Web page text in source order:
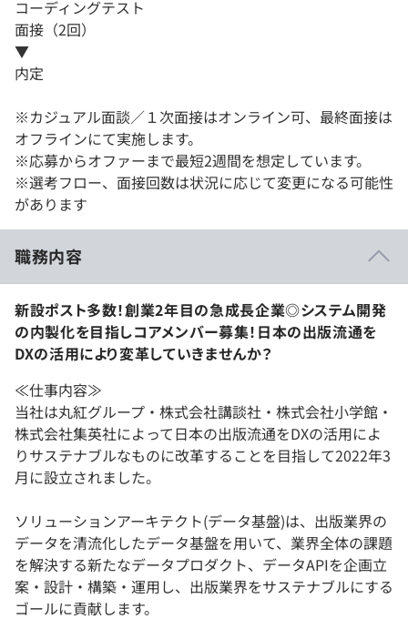
コーディングテスト
面接（2回）
▼
内定
※カジュアル面談／１次面接はオンライン可、最終面接は
オフラインにて実施します。
※応募からオファーまで最短2週間を想定しています。
※選考フロー、面接回数は状況に応じて変更になる可能性
があります
職務内容
新設ポスト多数！創業2年目の急成長企業◎システム開発
の内製化を目指しコアメンバー募集！日本の出版流通を
DXの活用により変革していきませんか？
≪仕事内容≫
当社は丸紅グループ・株式会社講談社・株式会社小学館・
株式会社集英社によって日本の出版流通をDXの活用によ
りサステナブルなものに改革することを目指して2022年3
月に設立されました。
ソリューションアーキテクト(データ基盤)は、出版業界の
データを清流化したデータ基盤を用いて、業界全体の課題
を解決する新たなデータプロダクト、データAPIを企画立
案・設計・構築・運用し、出版業界をサステナブルにする
ゴールに貢献します。